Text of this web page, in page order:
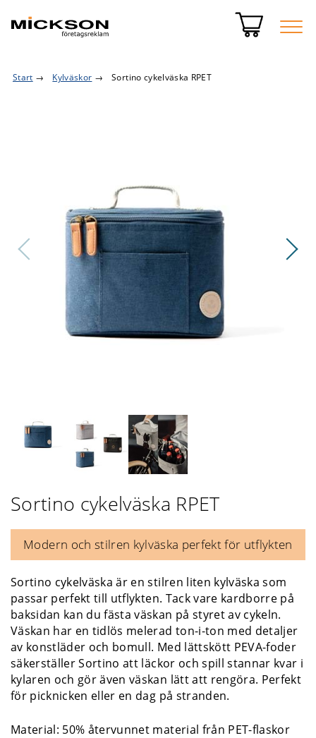
Start → Kylväskor → Sortino cykelväska RPET
Sortino cykelväska RPET
Modern och stilren kylväska perfekt för utflykten
Sortino cykelväska är en stilren liten kylväska som
passar perfekt till utflykten. Tack vare kardborre på
baksidan kan du fästa väskan på styret av cykeln.
Väskan har en tidlös melerad ton-i-ton med detaljer
av konstläder och bomull. Med lättskött PEVA-foder
säkerställer Sortino att läckor och spill stannar kvar i
kylaren och gör även väskan lätt att rengöra. Perfekt
för picknicken eller en dag på stranden.
Material: 50% återvunnet material från PET-flaskor